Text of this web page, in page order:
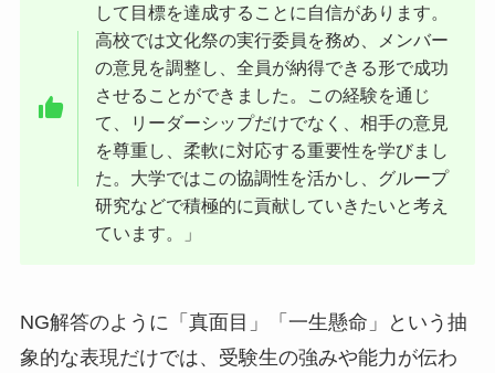
して目標を達成することに自信があります。
高校では文化祭の実行委員を務め、メンバー
の意見を調整し、全員が納得できる形で成功
させることができました。この経験を通じ
て、リーダーシップだけでなく、相手の意見
を尊重し、柔軟に対応する重要性を学びまし
た。大学ではこの協調性を活かし、グループ
研究などで積極的に貢献していきたいと考え
ています。」
NG解答のように「真面目」「一生懸命」という抽
象的な表現だけでは、受験生の強みや能力が伝わ